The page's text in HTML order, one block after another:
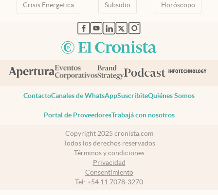
Crisis Energetica Subsidio Horóscopo
abre en nueva pestaña
abre en nueva pestaña
abre en nueva pestaña
abre en nueva pestaña
abre en nueva pestaña
ContactoCanales de WhatsAppSuscribiteQuiénes Somos
Portal de ProveedoresTrabajá con nosotros
Copyright 2025 cronista.com
Todos los derechos reservados
Términos y condiciones
Privacidad
Consentimiento
Tel: +54 11 7078-3270